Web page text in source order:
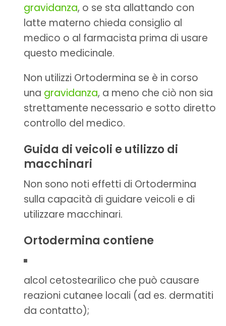
gravidanza, o se sta allattando con
latte materno chieda consiglio al
medico o al farmacista prima di usare
questo medicinale.
Non utilizzi Ortodermina se è in corso
una gravidanza, a meno che ciò non sia
strettamente necessario e sotto diretto
controllo del medico.
Guida di veicoli e utilizzo di
macchinari
Non sono noti effetti di Ortodermina
sulla capacità di guidare veicoli e di
utilizzare macchinari.
Ortodermina contiene
alcol cetostearilico che può causare
reazioni cutanee locali (ad es. dermatiti
da contatto);